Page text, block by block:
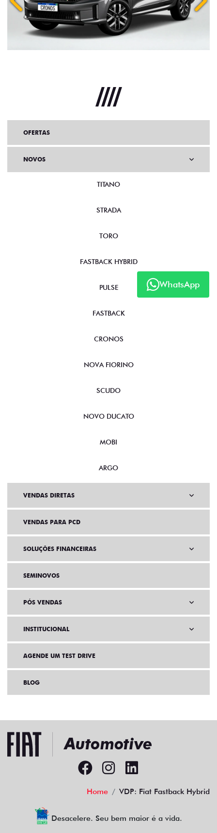
Anterior
WhatsApp
OFERTAS
NOVOS
TITANO
STRADA
TORO
FASTBACK HYBRID
PULSE
FASTBACK
CRONOS
NOVA FIORINO
SCUDO
NOVO DUCATO
MOBI
ARGO
VENDAS DIRETAS
VENDAS PARA PCD
SOLUÇÕES FINANCEIRAS
SEMINOVOS
PÓS VENDAS
INSTITUCIONAL
AGENDE UM TEST DRIVE
BLOG
Home VDP: Fiat Fastback Hybrid
Desacelere. Seu bem maior é a vida.